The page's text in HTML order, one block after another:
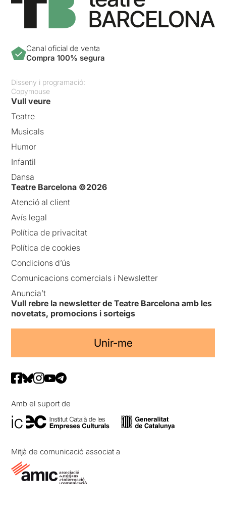
Canal oficial de venta
Compra 100% segura
Disseny i programació:
Copymouse
Vull veure
Teatre
Musicals
Humor
Infantil
Dansa
Teatre Barcelona ©2026
Atenció al client
Avís legal
Política de privacitat
Política de cookies
Condicions d’ús
Comunicacions comercials i Newsletter
Anuncia’t
Vull rebre la newsletter de Teatre Barcelona amb les
novetats, promocions i sorteigs
Unir-me
Amb el suport de
Mitjà de comunicació associat a